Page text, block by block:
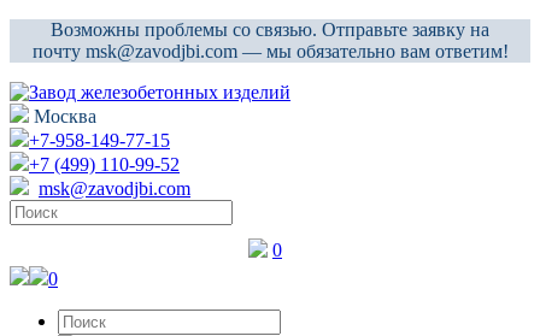
Возможны проблемы со связью. Отправьте заявку на
почту msk@zavodjbi.com — мы обязательно вам ответим!
Москва
+7-958-149-77-15
+7 (499) 110-99-52
msk@zavodjbi.com
0
0